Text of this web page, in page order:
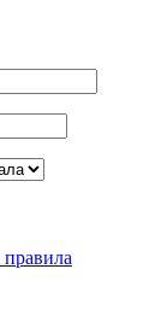
правила